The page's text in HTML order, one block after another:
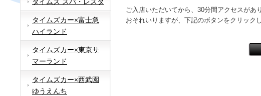
タイムズ スパ・レスタ
タイムズカー×富士急
ハイランド
タイムズカー×東京サ
マーランド
タイムズカー×西武園
ゆうえんち
ご入店いただいてから、30分間アクセスがあ
おそれいりますが、下記のボタンをクリック